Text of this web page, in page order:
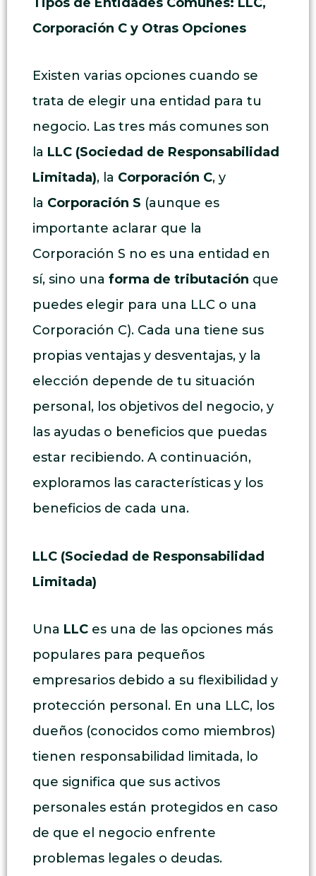
Corporación C y Otras Opciones
Existen varias opciones cuando se
trata de elegir una entidad para tu
negocio. Las tres más comunes son
la LLC (Sociedad de Responsabilidad
Limitada), la Corporación C, y
la Corporación S (aunque es
importante aclarar que la
Corporación S no es una entidad en
sí, sino una forma de tributación que
puedes elegir para una LLC o una
Corporación C). Cada una tiene sus
propias ventajas y desventajas, y la
elección depende de tu situación
personal, los objetivos del negocio, y
las ayudas o beneficios que puedas
estar recibiendo. A continuación,
exploramos las características y los
beneficios de cada una.
LLC (Sociedad de Responsabilidad
Limitada)
Una LLC es una de las opciones más
populares para pequeños
empresarios debido a su flexibilidad y
protección personal. En una LLC, los
dueños (conocidos como miembros)
tienen responsabilidad limitada, lo
que significa que sus activos
personales están protegidos en caso
de que el negocio enfrente
problemas legales o deudas.